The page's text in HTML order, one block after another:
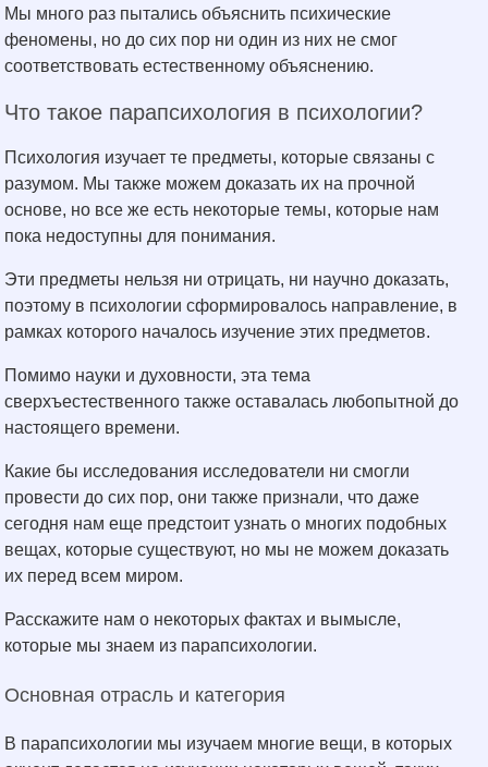
Мы много раз пытались объяснить психические
феномены, но до сих пор ни один из них не смог
соответствовать естественному объяснению.
Что такое парапсихология в психологии?
Психология изучает те предметы, которые связаны с
разумом. Мы также можем доказать их на прочной
основе, но все же есть некоторые темы, которые нам
пока недоступны для понимания.
Эти предметы нельзя ни отрицать, ни научно доказать,
поэтому в психологии сформировалось направление, в
рамках которого началось изучение этих предметов.
Помимо науки и духовности, эта тема
сверхъестественного также оставалась любопытной до
настоящего времени.
Какие бы исследования исследователи ни смогли
провести до сих пор, они также признали, что даже
сегодня нам еще предстоит узнать о многих подобных
вещах, которые существуют, но мы не можем доказать
их перед всем миром.
Расскажите нам о некоторых фактах и вымысле,
которые мы знаем из парапсихологии.
Основная отрасль и категория
В парапсихологии мы изучаем многие вещи, в которых